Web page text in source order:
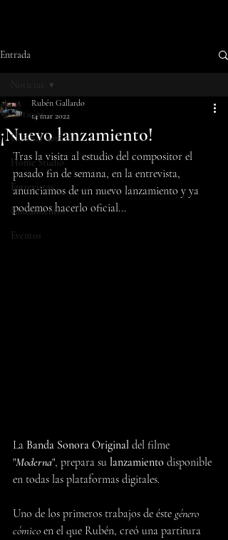
Entrada
Noticias
Últimas noticias
Home Studio
Entrevistas
Lanzamientos
Eventos
Noticias
¡Nuevo lanzamiento!
Rubén Gallardo
14 mar 2022
Tras la visita al estudio del compositor el
pasado fin de semana, en la entrevista,
anunciamos de un nuevo lanzamiento y ya
podemos hacerlo oficial...
La Banda Sonora Original del filme
"Moderna", prepara su lanzamiento disponible
en todas las plataformas digitales.
Uno de los primeros trabajos de éste género
cómico en el que Rubén, creó una partitura